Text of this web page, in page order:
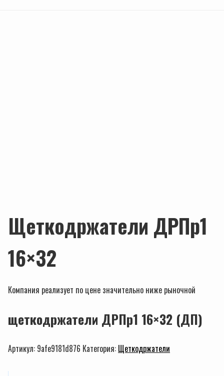
Щеткодржатели ДРПр1
16×32
Компания реализует по цене значительно ниже рыночной
щеткодржатели ДРПр1 16×32 (ДП)
Артикул: 9afe9181d876 Категория: Щеткодржатели